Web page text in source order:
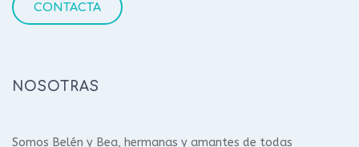
CONTACTA
NOSOTRAS
Somos Belén y Bea, hermanas y amantes de todas